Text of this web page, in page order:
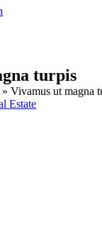
turpis
» Vivamus ut magna
Estate